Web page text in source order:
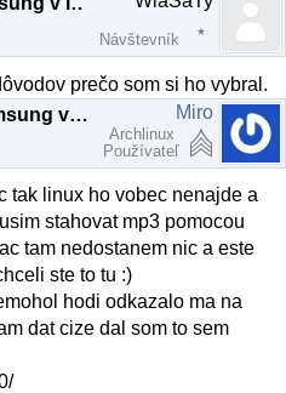
Návštevník
prečo som si ho vybral.
Re: MP3 player Samsung v linuxe
Miro
Archlinux
Používateľ
tak linux ho vobec nenajde a
stahovat mp3 pomocou
tam nedostanem nic a este
ste to tu :)
hodi odkazalo ma na
dat cize dal som to sem